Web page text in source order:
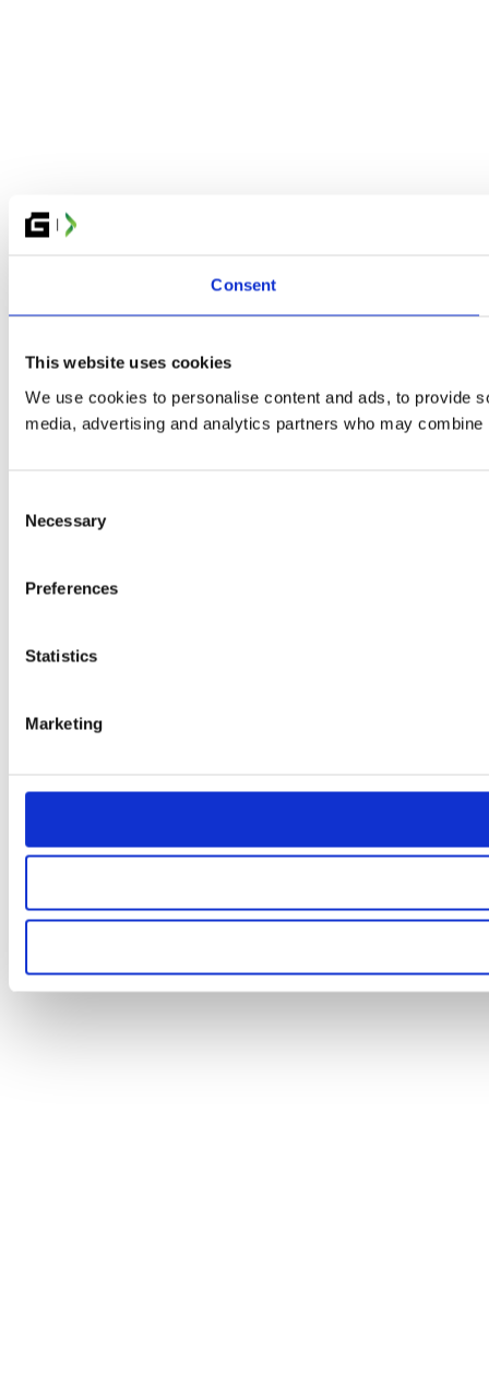
Consent
This website uses cookies
We use cookies to personalise content and ads, to provide
media, advertising and analytics partners who may
Selection
Necessary
Preferences
Statistics
Marketing